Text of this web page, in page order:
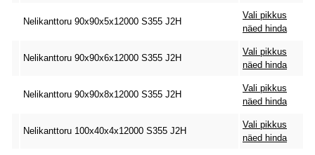
Nelikanttoru 90x90x5x12000 S355 J2H
Vali pikkus
näed hinda
Nelikanttoru 90x90x6x12000 S355 J2H
Vali pikkus
näed hinda
Nelikanttoru 90x90x8x12000 S355 J2H
Vali pikkus
näed hinda
Nelikanttoru 100x40x4x12000 S355 J2H
Vali pikkus
näed hinda